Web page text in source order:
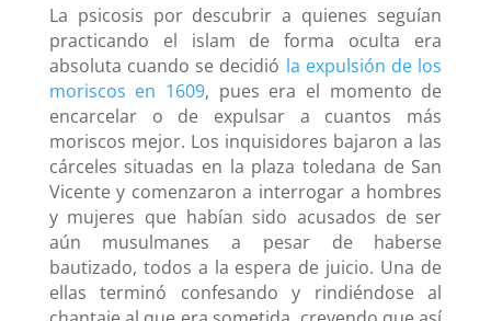
La psicosis por descubrir a quienes seguían
practicando el islam de forma oculta era
absoluta cuando se decidió la expulsión de los
moriscos en 1609, pues era el momento de
encarcelar o de expulsar a cuantos más
moriscos mejor. Los inquisidores bajaron a las
cárceles situadas en la plaza toledana de San
Vicente y comenzaron a interrogar a hombres
y mujeres que habían sido acusados de ser
aún musulmanes a pesar de haberse
bautizado, todos a la espera de juicio. Una de
ellas terminó confesando y rindiéndose al